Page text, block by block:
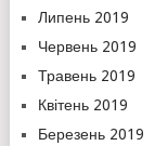
Липень 2019
Червень 2019
Травень 2019
Квітень 2019
Березень 2019